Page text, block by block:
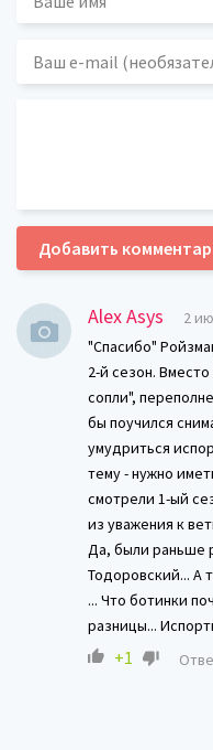
Добавить
Alex Asys
2
"Спасибо"
2-й сезон.
сопли",
бы поучился
умудриться
тему - нужно
смотрели 1-ый
из уважения к
Да, были раньше
Тодоровский... А
... Что ботинки
разницы...
+1